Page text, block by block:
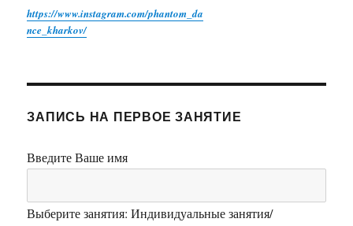
https://www.instagram.com/phantom_da
nce_kharkov/
ЗАПИСЬ НА ПЕРВОЕ ЗАНЯТИЕ
Введите Ваше имя
Выберите занятия: Индивидуальные занятия/